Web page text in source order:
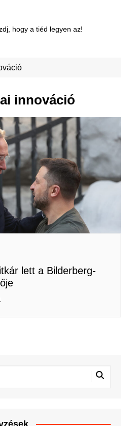
hogy a tiéd legyen az!
innováció
lett a Bilderberg-